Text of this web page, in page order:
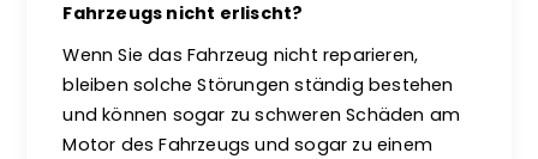
Fahrzeugs nicht erlischt?
Wenn Sie das Fahrzeug nicht reparieren,
bleiben solche Störungen ständig bestehen
und können sogar zu schweren Schäden am
Motor des Fahrzeugs und sogar zu einem